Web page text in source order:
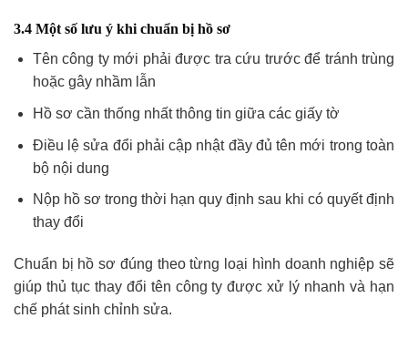
3.4 Một số lưu ý khi chuẩn bị hồ sơ
Tên công ty mới phải được tra cứu trước để tránh trùng
hoặc gây nhầm lẫn
Hồ sơ cần thống nhất thông tin giữa các giấy tờ
Điều lệ sửa đổi phải cập nhật đầy đủ tên mới trong toàn
bộ nội dung
Nộp hồ sơ trong thời hạn quy định sau khi có quyết định
thay đổi
Chuẩn bị hồ sơ đúng theo từng loại hình doanh nghiệp sẽ
giúp thủ tục thay đổi tên công ty được xử lý nhanh và hạn
chế phát sinh chỉnh sửa.